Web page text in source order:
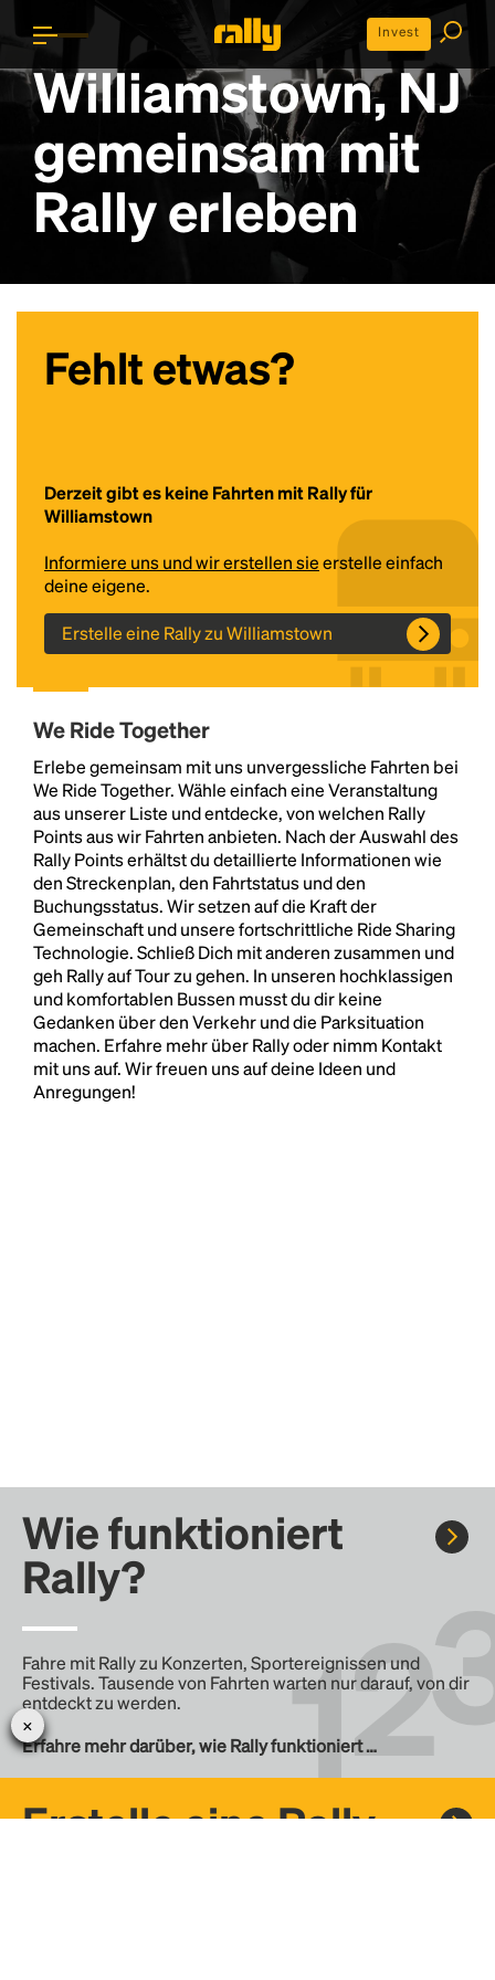
Invest
Williamstown, NJ
gemeinsam mit
Rally erleben
Fehlt etwas?
Derzeit gibt es keine Fahrten mit Rally für
Williamstown
Informiere uns und wir erstellen sieerstelle einfach
deine eigene.
Erstelle eine Rally zu Williamstown
We Ride Together
Erlebe gemeinsam mit uns unvergessliche Fahrten bei
We Ride Together. Wähle einfach eine Veranstaltung
aus unserer Liste und entdecke, von welchen Rally
Points aus wir Fahrten anbieten. Nach der Auswahl des
Rally Points erhältst du detaillierte Informationen wie
den Streckenplan, den Fahrtstatus und den
Buchungsstatus. Wir setzen auf die Kraft der
Gemeinschaft und unsere fortschrittliche Ride Sharing
Technologie. Schließ Dich mit anderen zusammen und
geh Rally auf Tour zu gehen. In unseren hochklassigen
und komfortablen Bussen musst du dir keine
Gedanken über den Verkehr und die Parksituation
machen. Erfahre mehr über Rally oder nimm Kontakt
mit uns auf. Wir freuen uns auf deine Ideen und
Anregungen!
Wie funktioniert
Rally?
Fahre mit Rally zu Konzerten, Sportereignissen und
Festivals. Tausende von Fahrten warten nur darauf, von dir
entdeckt zu werden.
Erfahre mehr darüber, wie Rally funktioniert …
Erstelle eine Rally
Headline
Lorem Ipsum is simply dummy text of the printing
and typesetting industry.Lorem Ipsum has been the
industry's standarddummy text ever since the
1500s, when an unknown printer took a galley of
type and scrambled it to make a type specimen
book. It has survived not only five centuries, but also
the leap into electronic typesetting, remaining
essentially unchanged.